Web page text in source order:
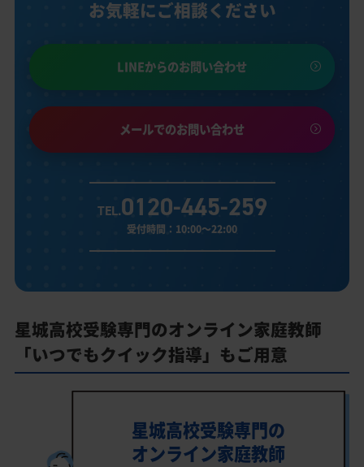
お気軽にご相談ください
LINEからのお問い合わせ
メールでのお問い合わせ
TEL.0120-445-259
受付時間：10:00～22:00
星城高校受験専門のオンライン家庭教師
「いつでもクイック指導」もご用意
星城高校受験専門の
オンライン家庭教師